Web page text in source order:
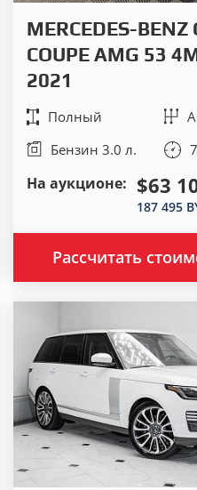
MERCEDES-BENZ
COUPE AMG 53
2021
Полный
Бензин 3.0 л.
На аукционе: $63
187 495
Рассчитать